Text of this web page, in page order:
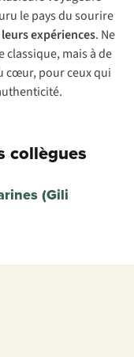
le pays du sourire
expériences. Ne
classique, mais à de
cœur, pour ceux qui
collègues
(Gili